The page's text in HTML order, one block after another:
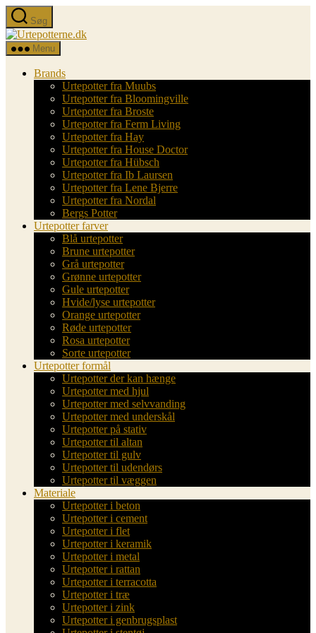
Spring
til
indholdet
Søg
Urtepotterne.dk
Menu
Brands
Urtepotter fra Muubs
Urtepotter fra Bloomingville
Urtepotter fra Broste
Urtepotter fra Ferm Living
Urtepotter fra Hay
Urtepotter fra House Doctor
Urtepotter fra Hübsch
Urtepotter fra Ib Laursen
Urtepotter fra Lene Bjerre
Urtepotter fra Nordal
Bergs Potter
Urtepotter farver
Blå urtepotter
Brune urtepotter
Grå urtepotter
Grønne urtepotter
Gule urtepotter
Hvide/lyse urtepotter
Orange urtepotter
Røde urtepotter
Rosa urtepotter
Sorte urtepotter
Urtepotter formål
Urtepotter der kan hænge
Urtepotter med hjul
Urtepotter med selvvanding
Urtepotter med underskål
Urtepotter på stativ
Urtepotter til altan
Urtepotter til gulv
Urtepotter til udendørs
Urtepotter til væggen
Materiale
Urtepotter i beton
Urtepotter i cement
Urtepotter i flet
Urtepotter i keramik
Urtepotter i metal
Urtepotter i rattan
Urtepotter i terracotta
Urtepotter i træ
Urtepotter i zink
Urtepotter i genbrugsplast